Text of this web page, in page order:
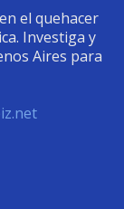
el quehacer
Investiga y
Aires para